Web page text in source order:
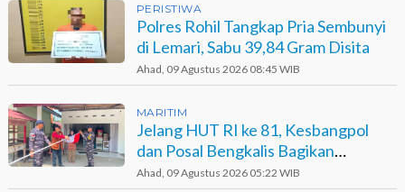
PERISTIWA
Polres Rohil Tangkap Pria Sembunyi
di Lemari, Sabu 39,84 Gram Disita
Ahad, 09 Agustus 2026 08:45 WIB
MARITIM
Jelang HUT RI ke 81, Kesbangpol
dan Posal Bengkalis Bagikan
Bendera ke Warga Pesisir
Ahad, 09 Agustus 2026 05:22 WIB